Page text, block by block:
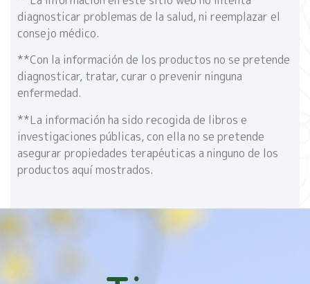
diagnosticar problemas de la salud, ni reemplazar el
consejo médico.
**Con la información de los productos no se pretende
diagnosticar, tratar, curar o prevenir ninguna
enfermedad.
**La información ha sido recogida de libros e
investigaciones públicas, con ella no se pretende
asegurar propiedades terapéuticas a ninguno de los
productos aquí mostrados.